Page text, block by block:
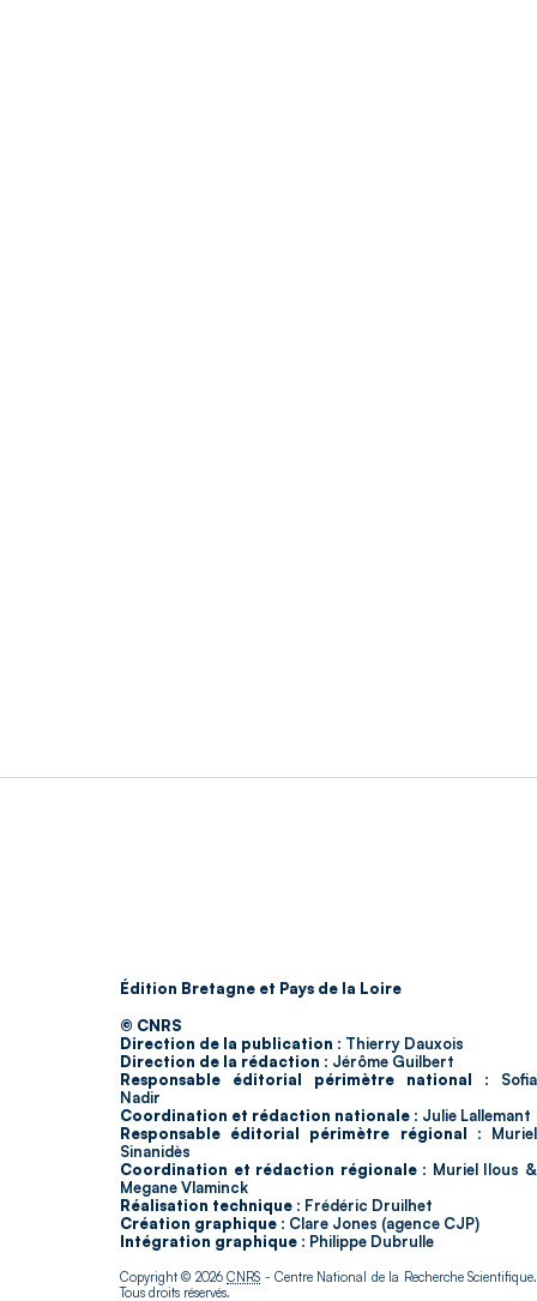
Édition Bretagne et Pays de la Loire
© CNRS
Direction de la publication : Thierry Dauxois
Direction de la rédaction : Jérôme Guilbert
Responsable éditorial périmètre national : Sofia
Nadir
Coordination et rédaction nationale : Julie Lallemant
Responsable éditorial périmètre régional : Muriel
Sinanidès
Coordination et rédaction régionale : Muriel Ilous &
Megane Vlaminck
Réalisation technique : Frédéric Druilhet
Création graphique : Clare Jones (agence CJP)
Intégration graphique : Philippe Dubrulle
Copyright © 2026CNRS - Centre National de la Recherche Scientifique.
Tous droits réservés.